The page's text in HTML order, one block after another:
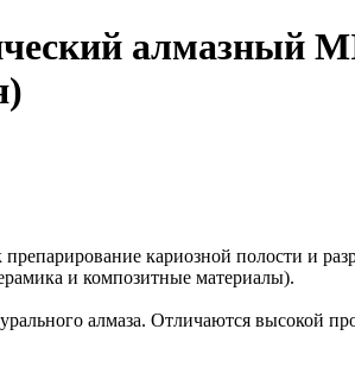
алмазный
кариозной полости и
и композитные материалы).
алмаза. Отличаются высокой